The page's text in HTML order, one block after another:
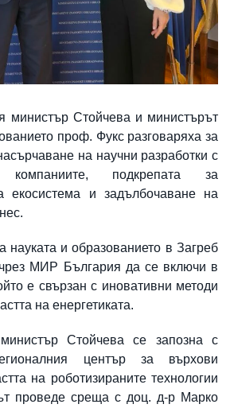
министър Стойчева и министърът
проф. Фукс разговаряха за
на научни разработки с
подкрепата за
екосистема и задълбочаване на
науката и образованието в Загреб
МИР България да се включи в
е свързан с иновативни методи
на енергетиката.
Стойчева се запозна с
център за върхови
на роботизираните технологии
проведе среща с доц. д-р Марко